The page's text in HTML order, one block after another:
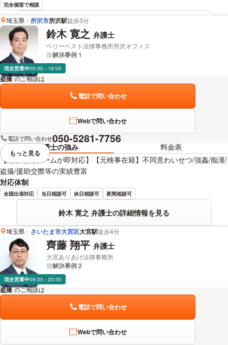
完全個室で相談
上月 裕紀 弁護士の詳細情報を見る
埼玉県 所沢市所沢駅徒歩3分
鈴木 寛之 弁護士
ベリーベスト法律事務所所沢オフィス
解決事例 1
現在営業中09:30 - 18:00
盗撮 のご相談は
電話で問い合わせ
Webで問い合わせ
電話で問い合わせ050-5281-7756
弁護士の強み
料金表
【刑事専門チームが即対応】【元検事在籍】不同意わいせつ/強姦/痴漢/
盗撮/援助交際等の実績豊富
対応体制
全国出張対応 当日相談可 休日相談可 夜間相談可
鈴木 寛之 弁護士の詳細情報を見る
視覚的に省略されている要素を
もっと見る
埼玉県 さいたま市大宮区大宮駅徒歩4分
齊藤 翔平 弁護士
大宮ありあけ法律事務所
解決事例 2
現在営業中09:00 - 20:00
盗撮 のご相談は
電話で問い合わせ
Webで問い合わせ